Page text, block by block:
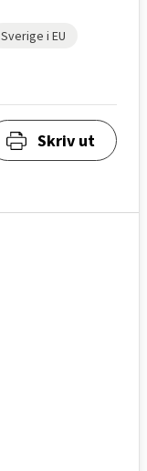
Sverige i EU
Skriv ut